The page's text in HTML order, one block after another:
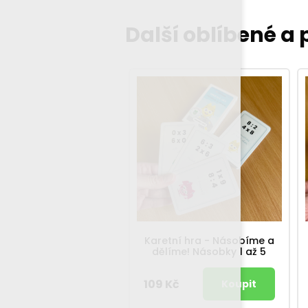
Další oblíbené
Karetní hra - Násobíme a
dělíme! Násobky 1 až 5